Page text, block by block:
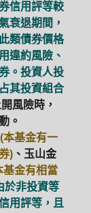
信用評等較
衰退期間，
類債券價格
違約風險、
。投資人投
其投資組合
風險時，
。
(本基金有一
) 、玉山金
基金有相當
於非投資等
用評等，且